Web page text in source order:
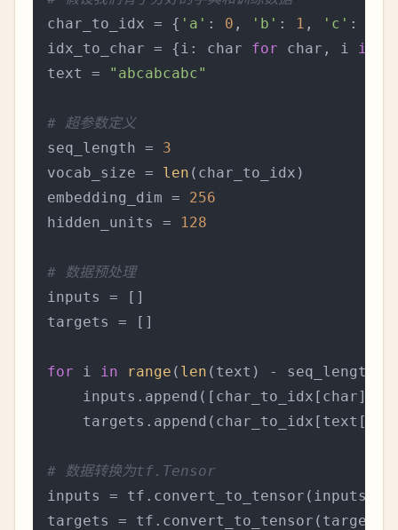
char_to_idx = { 'a' : 0 , 'b' : 1 , 'c' :
idx_to_char = {i: char for char, i in
text =
"abcabcabc"
# 超参数定义
seq_length = 3
vocab_size = len (char_to_idx)
embedding_dim = 256
hidden_units =
128
# 数据预处理
inputs = []
targets = []
for i in range ( len (text) - seq_length):
    inputs.append([char_to_idx[char]
targets.append(char_to_idx[text[i
# 数据转换为tf.Tensor
inputs = tf.convert_to_tensor(inputs)
targets = tf.convert_to_tensor(targets)